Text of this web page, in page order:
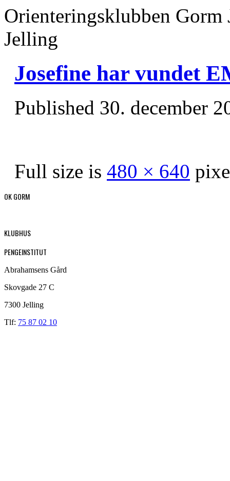
Orienteringsklubben
Jelling
Josefine har vundet
Published 30. december
Full size is 480 × 640
OK GORM
KLUBHUS
PENGEINSTITUT
Abrahamsens Gård
Skovgade 27 C
7300 Jelling
Tlf: 75 87 02 10